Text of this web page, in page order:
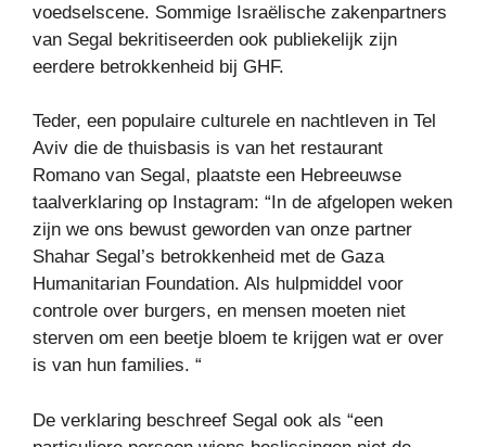
voedselscene. Sommige Israëlische zakenpartners
van Segal bekritiseerden ook publiekelijk zijn
eerdere betrokkenheid bij GHF.
Teder, een populaire culturele en nachtleven in Tel
Aviv die de thuisbasis is van het restaurant
Romano van Segal, plaatste een Hebreeuwse
taalverklaring op Instagram: “In de afgelopen weken
zijn we ons bewust geworden van onze partner
Shahar Segal’s betrokkenheid met de Gaza
Humanitarian Foundation. Als hulpmiddel voor
controle over burgers, en mensen moeten niet
sterven om een beetje bloem te krijgen wat er over
is van hun families. “
De verklaring beschreef Segal ook als “een